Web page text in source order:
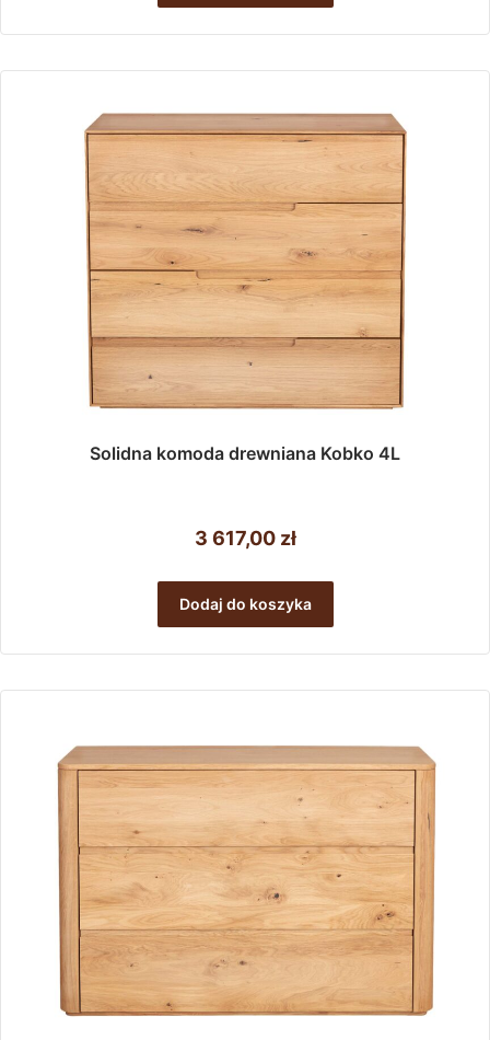
Solidna komoda drewniana Kobko 4L
3 617,00 zł
Dodaj do koszyka